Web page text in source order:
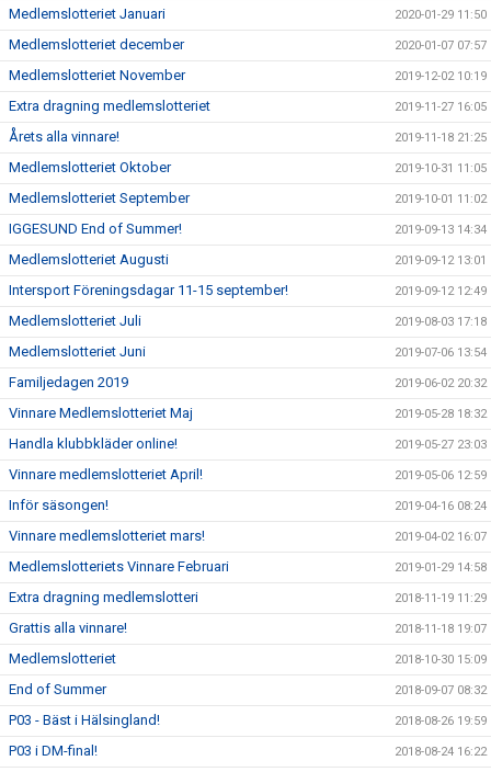
Medlemslotteriet Januari 2020-01-29 11:50
Medlemslotteriet december 2020-01-07 07:57
Medlemslotteriet November 2019-12-02 10:19
Extra dragning medlemslotteriet 2019-11-27 16:05
Årets alla vinnare! 2019-11-18 21:25
Medlemslotteriet Oktober 2019-10-31 11:05
Medlemslotteriet September 2019-10-01 11:02
IGGESUND End of Summer! 2019-09-13 14:34
Medlemslotteriet Augusti 2019-09-12 13:01
Intersport Föreningsdagar 11-15 september! 2019-09-12 12:49
Medlemslotteriet Juli 2019-08-03 17:18
Medlemslotteriet Juni 2019-07-06 13:54
Familjedagen 2019 2019-06-02 20:32
Vinnare Medlemslotteriet Maj 2019-05-28 18:32
Handla klubbkläder online! 2019-05-27 23:03
Vinnare medlemslotteriet April! 2019-05-06 12:59
Inför säsongen! 2019-04-16 08:24
Vinnare medlemslotteriet mars! 2019-04-02 16:07
Medlemslotteriets Vinnare Februari 2019-01-29 14:58
Extra dragning medlemslotteri 2018-11-19 11:29
Grattis alla vinnare! 2018-11-18 19:07
Medlemslotteriet 2018-10-30 15:09
End of Summer 2018-09-07 08:32
P03 - Bäst i Hälsingland! 2018-08-26 19:59
P03 i DM-final! 2018-08-24 16:22